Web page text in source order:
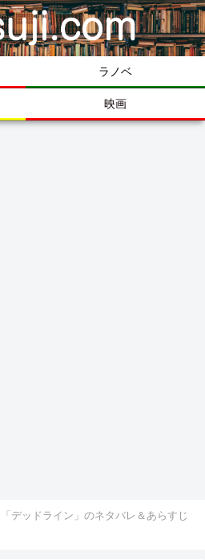
ラノベ
映画
「デッドライン」のネタバレ＆あらすじ